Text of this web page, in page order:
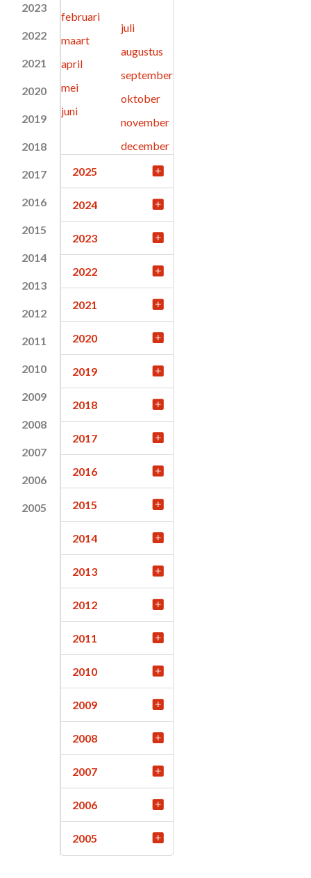
2023
2022
2021
2020
2019
2018
2017
2016
2015
2014
2013
2012
2011
2010
2009
2008
2007
2006
2005
februari
maart
april
mei
juni
juli
augustus
september
oktober
november
december
2025
2024
2023
2022
2021
2020
2019
2018
2017
2016
2015
2014
2013
2012
2011
2010
2009
2008
2007
2006
2005